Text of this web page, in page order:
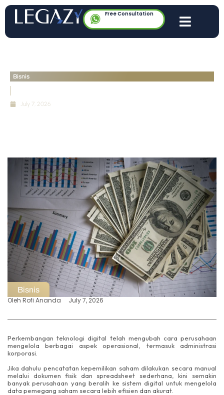
Free Consultation
Bisnis
July 7, 2026
Bisnis
Oleh Rofi Ananda July 7, 2026
Perkembangan teknologi digital telah mengubah cara perusahaan
mengelola berbagai aspek operasional, termasuk administrasi
korporasi.
Jika dahulu pencatatan kepemilikan saham dilakukan secara manual
melalui dokumen fisik dan spreadsheet sederhana, kini semakin
banyak perusahaan yang beralih ke sistem digital untuk mengelola
data pemegang saham secara lebih efisien dan akurat.